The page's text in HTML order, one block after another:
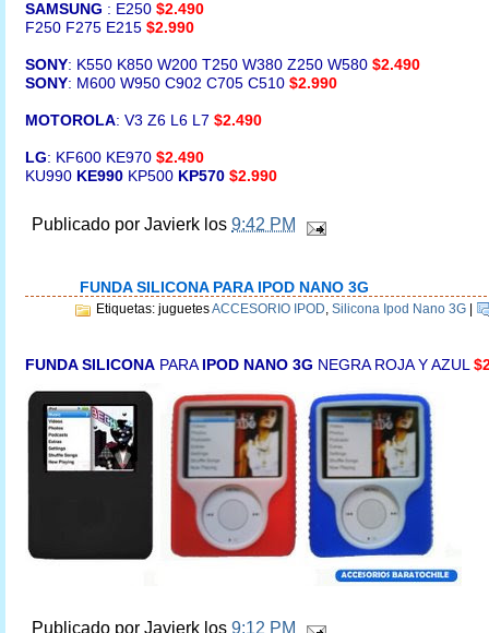
SAMSUNG : E250 $2.490
F250 F275 E215 $2.990
SONY: K550 K850 W200 T250 W380 Z250 W580 $2.490
SONY: M600 W950 C902 C705 C510 $2.990
MOTOROLA: V3 Z6 L6 L7 $2.490
LG: KF600 KE970 $2.490
KU990 KE990 KP500 KP570 $2.990
Publicado por Javierk los 9:42 PM
FUNDA SILICONA PARA IPOD NANO 3G
Etiquetas: juguetesACCESORIO IPOD, Silicona Ipod Nano 3G
FUNDA SILICONA PARA IPOD NANO 3G NEGRA ROJA Y AZUL
Publicado por Javierk los 9:12 PM